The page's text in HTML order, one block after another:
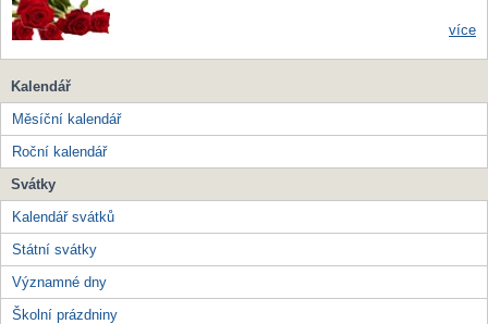
více
Kalendář
Měsíční kalendář
Roční kalendář
Svátky
Kalendář svátků
Státní svátky
Významné dny
Školní prázdniny